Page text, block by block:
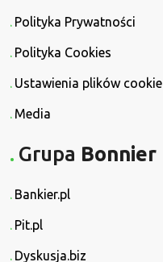
Polityka Prywatności
Polityka Cookies
Ustawienia plików cookie
Media
Grupa Bonnier
Bankier.pl
Pit.pl
Dyskusja.biz